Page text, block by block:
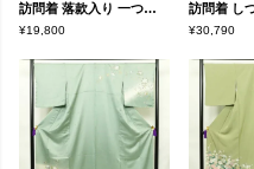
訪問着 落款入り 一つ紋付き 正絹 花柄 袷仕立て 身丈162.5cm 裄丈66cm リサイクル着物 着物 共八掛 入学式 卒業式 七五三 お宮参り フォーマル 上品 ベージュ
¥19,800 ¥30,790